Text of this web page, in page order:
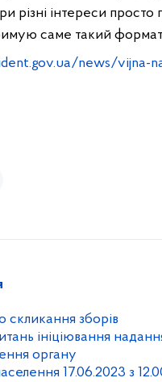
різні інтереси просто
саме такий
news/vijna-
скликання зборів
ініціювання
органу
17.06.2023 з